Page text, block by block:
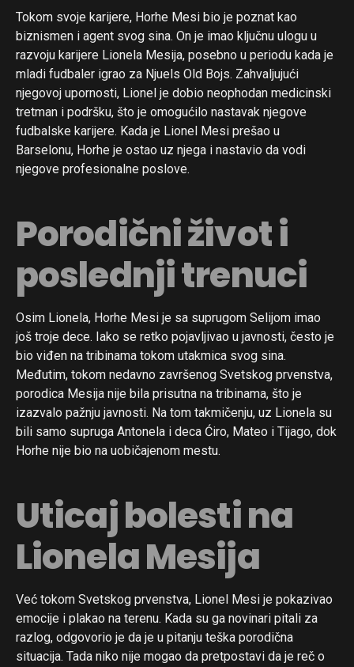
Tokom svoje karijere, Horhe Mesi bio je poznat kao
biznismen i agent svog sina. On je imao ključnu ulogu u
razvoju karijere Lionela Mesija, posebno u periodu kada je
mladi fudbaler igrao za Njuels Old Bojs. Zahvaljujući
njegovoj upornosti, Lionel je dobio neophodan medicinski
tretman i podršku, što je omogućilo nastavak njegove
fudbalske karijere. Kada je Lionel Mesi prešao u
Barselonu, Horhe je ostao uz njega i nastavio da vodi
njegove profesionalne poslove.
Porodični život i
poslednji trenuci
Osim Lionela, Horhe Mesi je sa suprugom Selijom imao
još troje dece. Iako se retko pojavljivao u javnosti, često je
bio viđen na tribinama tokom utakmica svog sina.
Međutim, tokom nedavno završenog Svetskog prvenstva,
porodica Mesija nije bila prisutna na tribinama, što je
izazvalo pažnju javnosti. Na tom takmičenju, uz Lionela su
bili samo supruga Antonela i deca Ćiro, Mateo i Tijago, dok
Horhe nije bio na uobičajenom mestu.
Uticaj bolesti na
Lionela Mesija
Već tokom Svetskog prvenstva, Lionel Mesi je pokazivao
emocije i plakao na terenu. Kada su ga novinari pitali za
razlog, odgovorio je da je u pitanju teška porodična
situacija. Tada niko nije mogao da pretpostavi da je reč o